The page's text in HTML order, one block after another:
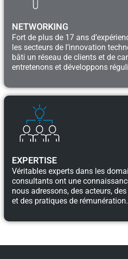
NETWORKING
Fort de plus de 17 ans
les secteurs de l’innovation
bâti un réseau de clients et de
entretenons et développons
EXPERTISE​
Véritables experts dans les
consultants ont une
nous adressons, des acteurs,
et des pratiques de rémunération.